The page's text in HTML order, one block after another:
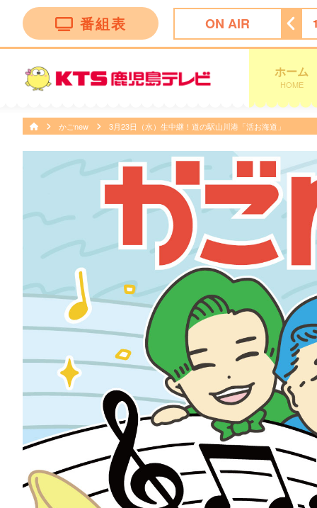
番組表 ON AIR
しま市 15:00 競馬ＢＥＡＴ 16:00 ぽよチャンネル
ホーム
HOME
かごnew 3月23日（水）生中継！道の駅山川港「活お海道」